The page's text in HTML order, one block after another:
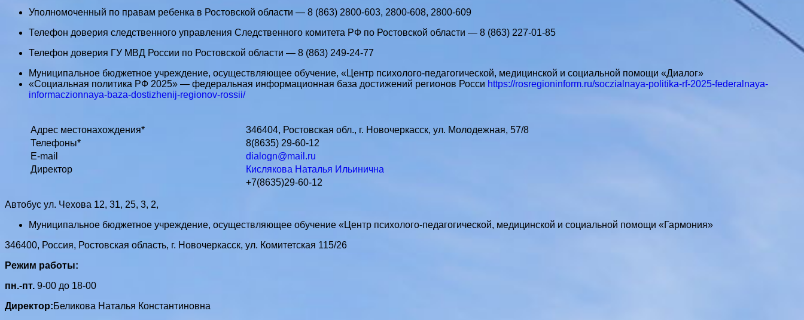
Уполномоченный по правам ребенка в Ростовской области — 8 (863) 2800-603, 2800-608, 2800-609
Телефон доверия следственного управления Следственного комитета РФ по Ростовской области — 8 (863) 227-01-85
Телефон доверия ГУ МВД России по Ростовской области — 8 (863) 249-24-77
Муниципальное бюджетное учреждение, осуществляющее обучение, «Центр психолого-педагогической, медицинской и социальной помощи «Диалог»
«Социальная политика РФ 2025» — федеральная информационная база достижений регионов Росси https://rosregioninform.ru/soczialnaya-politika-rf-2025-federalnaya-
informaczionnaya-baza-dostizhenij-regionov-rossii/
Адрес местонахождения*
346404, Ростовская обл., г. Новочеркасск, ул. Молодежная, 57/8
Телефоны*
8(8635) 29-60-12
E-mail
dialogn@mail.ru
Директор
Кислякова Наталья Ильинична
+7(8635)29-60-12
Автобус ул. Чехова 12, 31, 25, 3, 2,
Муниципальное бюджетное учреждение, осуществляющее обучение «Центр психолого-педагогической, медицинской и социальной помощи «Гармония»
346400, Россия, Ростовская область, г. Новочеркасск, ул. Комитетская 115/26
Режим работы:
пн.-пт. 9-00 до 18-00
Директор:Беликова Наталья Константиновна